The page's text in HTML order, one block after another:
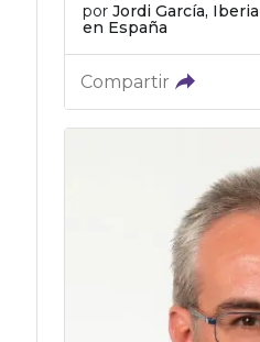
por Jordi García,
en España
Compartir